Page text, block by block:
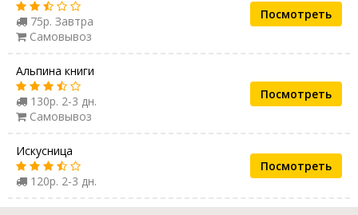
75р. Завтра
Самовывоз
Посмотреть
Альпина книги
130р. 2-3 дн.
Самовывоз
Посмотреть
Искусница
120р. 2-3 дн.
Посмотреть